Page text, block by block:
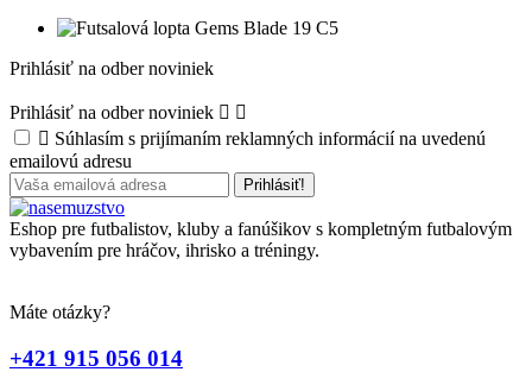
Prihlásiť na odber noviniek
Prihlásiť na odber noviniek  
 Súhlasím s prijímaním reklamných informácií na uvedenú
emailovú adresu
Eshop pre futbalistov, kluby a fanúšikov s kompletným futbalovým
vybavením pre hráčov, ihrisko a tréningy.
Máte otázky?
+421 915 056 014